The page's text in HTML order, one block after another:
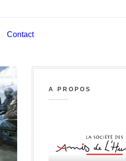
Contact
A PROPOS